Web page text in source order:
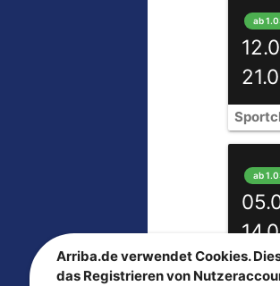
ab
ab
Arriba.de verwendet Cookies.
das Registrieren von